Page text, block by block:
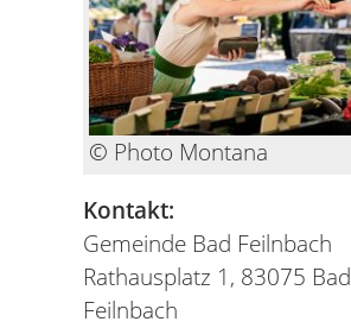
© Photo Montana
Kontakt:
Gemeinde Bad Feilnbach
Rathausplatz 1, 83075 Bad
Feilnbach